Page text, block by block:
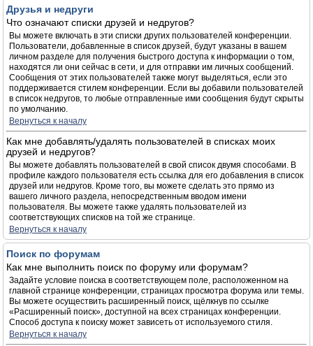
Друзья и недруги
Что означают списки друзей и недругов?
Вы можете включать в эти списки других пользователей конференции.
Пользователи, добавленные в список друзей, будут указаны в вашем
личном разделе для получения быстрого доступа к информации о том,
находятся ли они сейчас в сети, и для отправки им личных сообщений.
Сообщения от этих пользователей также могут выделяться, если это
поддерживается стилем конференции. Если вы добавили пользователей
в список недругов, то любые отправленные ими сообщения будут скрыты
по умолчанию.
Вернуться к началу
Как мне добавлять/удалять пользователей в списках моих
друзей и недругов?
Вы можете добавлять пользователей в свой список двумя способами. В
профиле каждого пользователя есть ссылка для его добавления в список
друзей или недругов. Кроме того, вы можете сделать это прямо из
вашего личного раздела, непосредственным вводом имени
пользователя. Вы можете также удалять пользователей из
соответствующих списков на той же странице.
Вернуться к началу
Поиск по форумам
Как мне выполнить поиск по форуму или форумам?
Задайте условие поиска в соответствующем поле, расположенном на
главной странице конференции, страницах просмотра форума или темы.
Вы можете осуществить расширенный поиск, щёлкнув по ссылке
«Расширенный поиск», доступной на всех страницах конференции.
Способ доступа к поиску может зависеть от используемого стиля.
Вернуться к началу